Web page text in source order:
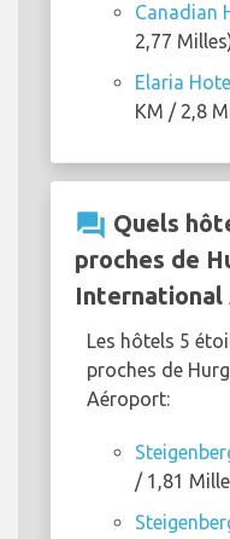
Canadian
2,77
Elaria
KM / 2,8
question_answer Quels
proches de
International
Les hôtels 5
proches de
Aéroport:
/ 1,81